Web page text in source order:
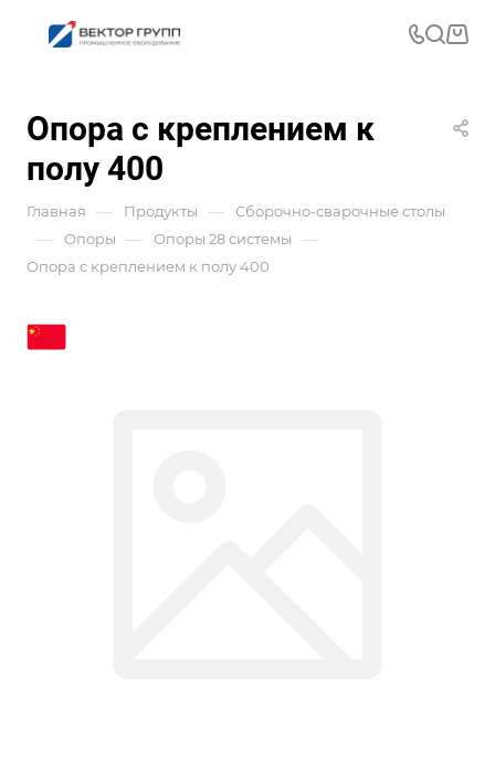
Опора с креплением к
полу 400
Главная — Продукты — Сборочно-сварочные столы
— Опоры — Опоры 28 системы —
Опора с креплением к полу 400